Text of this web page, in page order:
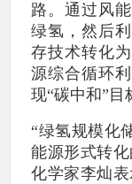
路。通过风
绿氢，然后
存技术转化
源综合循环
现“碳中和”目
“绿氢规模化
能源形式转
化学家李灿